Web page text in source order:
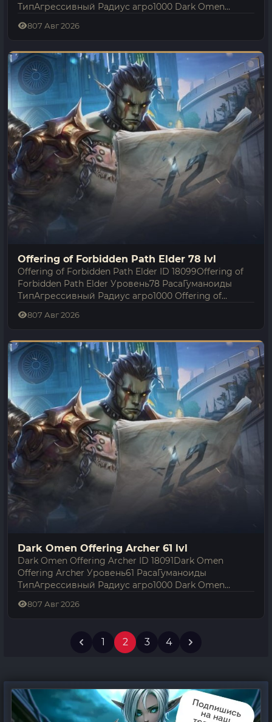
ТипАгрессивный Радиус агро1000 Dark Omen
мире Lineage 2 Interlude. Ведёт себя агрессивно…
807 Авг 2026
Offering of Forbidden Path Elder 78 lvl
Offering of Forbidden Path Elder ID 18099Offering of
Forbidden Path Elder Уровень78 РасаГуманоиды
ТипАгрессивный Радиус агро1000 Offering of
мире Lineage 2 Interlude.…
807 Авг 2026
Dark Omen Offering Archer 61 lvl
Dark Omen Offering Archer ID 18091Dark Omen
Offering Archer Уровень61 РасаГуманоиды
ТипАгрессивный Радиус агро1000 Dark Omen
Lineage 2 Interlude; его уровень — 61. Агрессивен…
807 Авг 2026
1 2 3 4